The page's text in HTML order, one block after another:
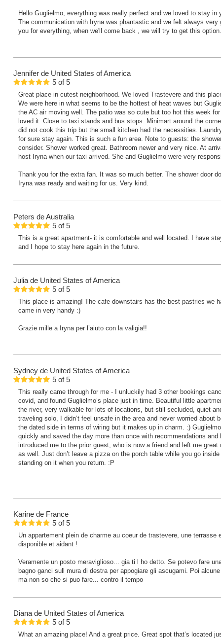
Hello Guglielmo, everything was really perfect and we loved to stay in
The communication with Iryna was phantastic and we felt always very
you for everything, when we'll come back , we will try to get this
Jennifer de United States of America
5 of5
Great place in cutest neighborhood. We loved Trastevere and this
We were here in what seems to be the hottest of heat waves but
the AC air moving well. The patio was so cute but too hot this week
loved it. Close to taxi stands and bus stops. Minimart around the
did not cook this trip but the small kitchen had the necessities.
for sure stay again. This is such a fun area. Note to guests: the
consider. Shower worked great. Bathroom newer and very nice. At
host Iryna when our taxi arrived. She and Guglielmo were very
Thank you for the extra fan. It was so much better. The shower door
Iryna was ready and waiting for us. Very kind.
Peters de Australia
5 of5
This is a great apartment- it is comfortable and well located. I have
and I hope to stay here again in the future.
Julia de United States of America
5 of5
This place is amazing! The cafe downstairs has the best pastries we
came in very handy :)
Grazie mille a Iryna per l’aiuto con la valigia!!
Sydney de United States of America
5 of5
This really came through for me - I unluckily had 3 other bookings
covid, and found Guglielmo’s place just in time. Beautiful little
the river, very walkable for lots of locations, but still secluded, quiet
traveling solo, I didn’t feel unsafe in the area and never worried about
the dated side in terms of wiring but it makes up in charm. :)
quickly and saved the day more than once with recommendations and
introduced me to the prior guest, who is now a friend and left me
as well. Just don’t leave a pizza on the porch table while you go
standing on it when you return. :P
Karine de France
5 of5
Un appartement plein de charme au coeur de trastevere, une terrasse
disponible et aidant !
Veramente un posto meraviglioso... gia ti l ho detto. Se potevo fare
bagno ganci sull mura di destra per appogiare gli ascugami. Poi
ma non so che si puo fare... contro il tempo
Diana de United States of America
5 of5
What an amazing place! And a great price. Great spot that’s located